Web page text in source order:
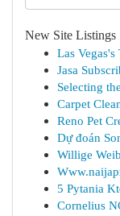
New Site Listings
Las
Jasa
Selecting
Carpet
Reno Pet
Dự đoán
Willige
5 Pytania
Cornelius